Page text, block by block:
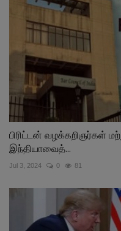
பிரிட்டன் வழக்கறிஞர்கள்
இந்தியாவைத்...
Jul 3, 2024 0 81